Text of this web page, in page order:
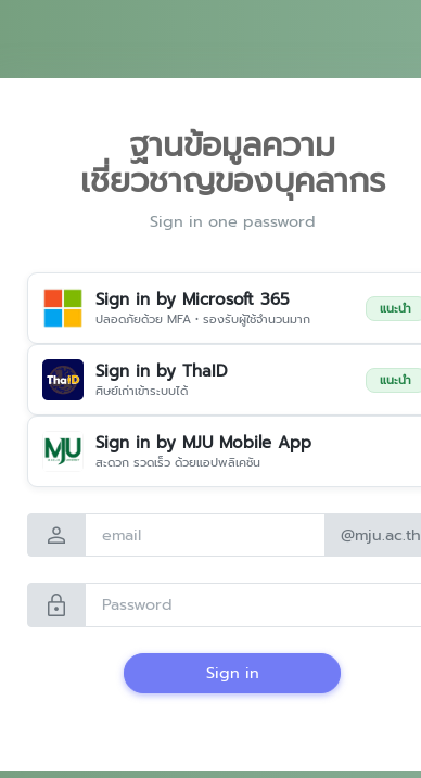
ฐานข้อมูลความ
เชี่ยวชาญของบุคลากร
Sign in one password
Sign in by Microsoft 365
ปลอดภัยด้วย MFA • รองรับผู้ใช้จำนวนมาก
แนะนำ
Sign in by ThaID
ศิษย์เก่าเข้าระบบได้
แนะนำ
Sign in by MJU Mobile App
สะดวก รวดเร็ว ด้วยแอปพลิเคชัน
person @mju.ac.th
lock
Sign in